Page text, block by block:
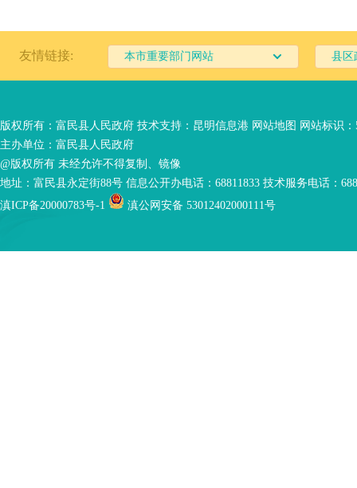
友情链接: 本市重要部门网站 县区
版权所有：富民县人民政府 技术支持： 昆明信息港 网站地图 网站标识：
主办单位：富民县人民政府
@版权所有 未经允许不得复制、镜像
地址：富民县永定街88号 信息公开办电话：68811833 技术服务电话：
滇ICP备20000783号-1
滇公网安备 53012402000111号